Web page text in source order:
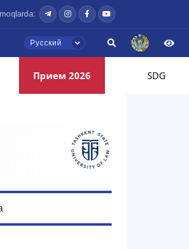
Русский
Прием 2026 SDG